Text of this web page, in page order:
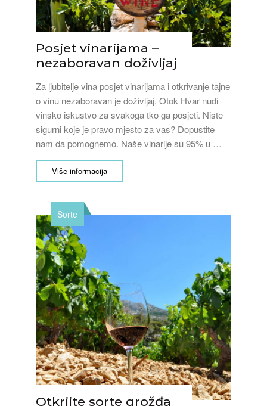
Posjet vinarijama –
nezaboravan doživljaj
Za ljubitelje vina posjet vinarijama i otkrivanje tajne
o vinu nezaboravan je doživljaj. Otok Hvar nudi
vinsko iskustvo za svakoga tko ga posjeti. Niste
sigurni koje je pravo mjesto za vas? Dopustite
nam da pomognemo. Naše vinarije su 95% u …
Više informacija
Sorte
Otkrijte sorte grožđa